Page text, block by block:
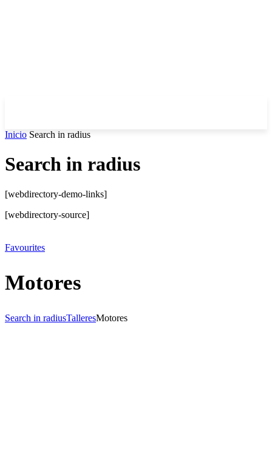
Inicio Search in radius
Search in radius
[webdirectory-demo-links]
[webdirectory-source]
Favourites
Motores
Search in radiusTalleresMotores